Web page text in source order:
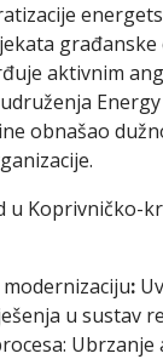
aktivnim
Energy
obnašao
u Koprivničko-
:
u sustav